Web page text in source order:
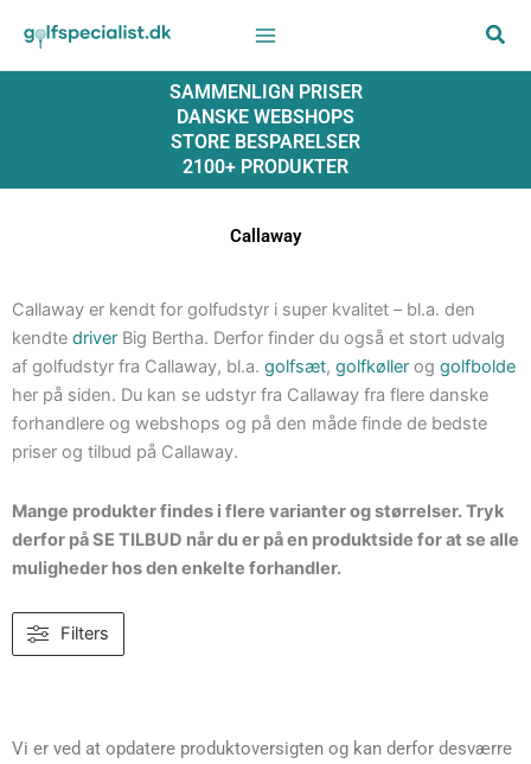
indholdet
SAMMENLIGN PRISER
DANSKE WEBSHOPS
STORE BESPARELSER
2100+ PRODUKTER
Callaway
Callaway er kendt for golfudstyr i super kvalitet – bl.a. den
kendte driver Big Bertha. Derfor finder du også et stort udvalg
af golfudstyr fra Callaway, bl.a. golfsæt, golfkøller og golfbolde
her på siden. Du kan se udstyr fra Callaway fra flere danske
forhandlere og webshops og på den måde finde de bedste
priser og tilbud på Callaway.
Mange produkter findes i flere varianter og størrelser. Tryk
derfor på SE TILBUD når du er på en produktside for at se alle
muligheder hos den enkelte forhandler.
Filters
Vi er ved at opdatere produktoversigten og kan derfor desværre